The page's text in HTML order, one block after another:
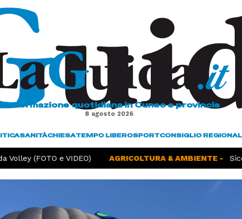
L'informazione quotidiana in Cuneo e provincia
8 agosto 2026
SANITÀCHIESATEMPO LIBEROSPORTCONSIGLIO
(FOTO e VIDEO) AGRICOLTURA & AMBIENTE -